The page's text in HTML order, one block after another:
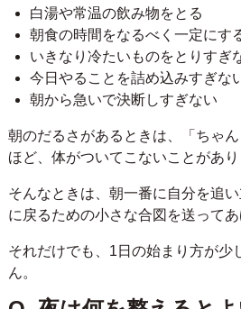
白湯や常温の飲み物をとる
朝食の時間をなるべく一定にす
いきなり冷たいものをとりすぎ
今日やることを詰め込みすぎな
朝から急いで決断しすぎない
朝のだるさがあるときは、「ちゃ
ほど、体がついてこないことがあり
そんなときは、朝一番に自分を追
に戻るための小さな合図を送ってあ
それだけでも、1日の始まり方が少
ん。